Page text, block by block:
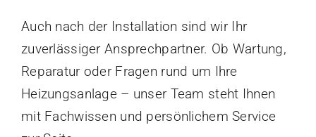
Auch nach der Installation sind wir Ihr
zuverlässiger Ansprechpartner. Ob Wartung,
Reparatur oder Fragen rund um Ihre
Heizungsanlage – unser Team steht Ihnen
mit Fachwissen und persönlichem Service